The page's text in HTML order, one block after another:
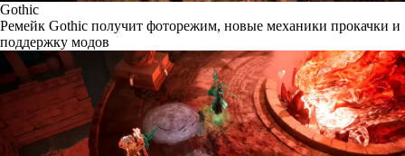
Gothic
Ремейк Gothic получит фоторежим, новые механики прокачки и
поддержку модов